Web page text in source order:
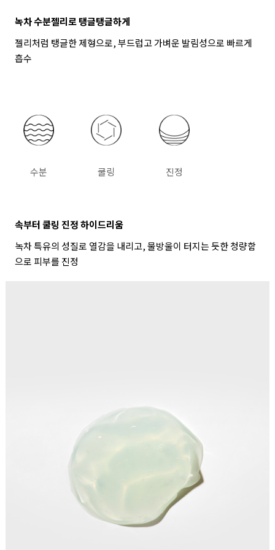
녹차 수분젤리로 탱글탱글하게
젤리처럼 탱글한 제형으로, 부드럽고 가벼운 발림성으로 빠르게
흡수
수분 쿨링 진정
속부터 쿨링 진정 하이드리움
녹차 특유의 성질로 열감을 내리고, 물방울이 터지는 듯한 청량함
으로 피부를 진정